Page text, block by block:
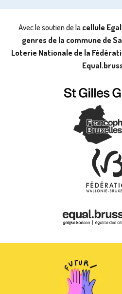
Avec le soutien de lacellule
genres de la commune de
Loterie Nationale de la